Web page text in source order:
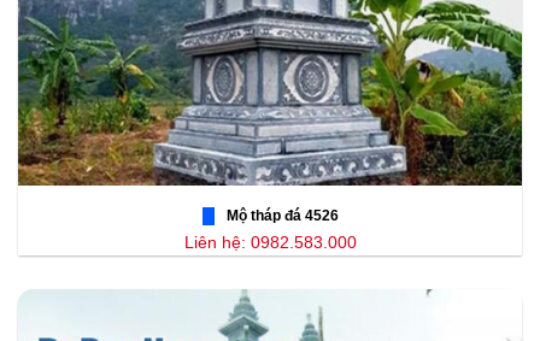
Mộ tháp đá 4526
Liên hệ: 0982.583.000